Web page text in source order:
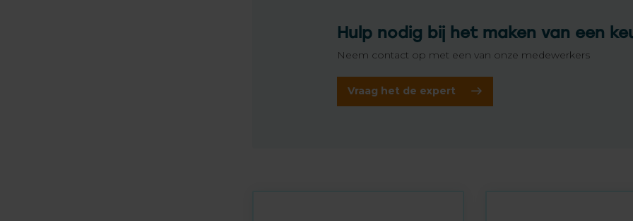
Hulp nodig bij het maken van een
Neem contact op met een van onze medewerkers
Vraag het de expert